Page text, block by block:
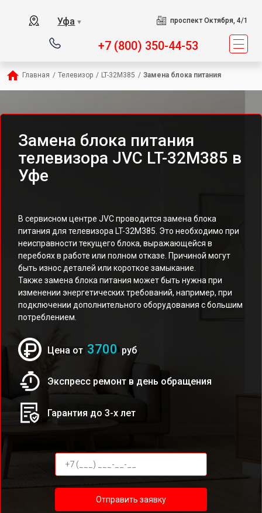
Уфа ▼ проспект Октября, 4/1
+7 (800) 350-44-53
Главная / Телевизор / LT-32M385 / Замена блока питания
Замена блока питания
телевизора JVC LT-32M385 в
Уфе
В сервисном центре JVC проводится замена блока
питания для телевизора LT-32M385. Это необходимо при
неисправности текущего блока, выражающейся в
перебоях в работе или полном отказе. Причиной могут
быть износ деталей или короткое замыкание.
Также замена блока питания может быть нужна при
изменении энергетических требований, например, при
подключении дополнительного оборудования с большим
потреблением.
Цена от 3700 руб
Экспресс ремонт в день обращения
Гарантия до 3-х лет
Отправить заявку